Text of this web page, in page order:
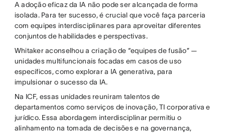
A adoção eficaz da IA não pode ser alcançada de forma
isolada. Para ter sucesso, é crucial que você faça parceria
com equipes interdisciplinares para aproveitar diferentes
conjuntos de habilidades e perspectivas.
Whitaker aconselhou a criação de “equipes de fusão” —
unidades multifuncionais focadas em casos de uso
específicos, como explorar a IA generativa, para
impulsionar o sucesso da IA.
Na ICF, essas unidades reuniram talentos de
departamentos como serviços de inovação, TI corporativa e
jurídico. Essa abordagem interdisciplinar permitiu o
alinhamento na tomada de decisões e na governança,